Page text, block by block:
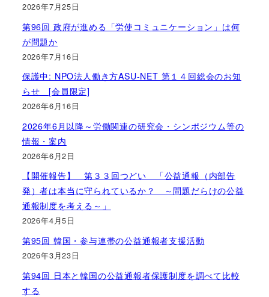
2026年7月25日
第96回 政府が進める「労使コミュニケーション」は何
が問題か
2026年7月16日
保護中: NPO法人働き方ASU-NET 第１４回総会のお知
らせ [会員限定]
2026年6月16日
2026年6月以降～労働関連の研究会・シンポジウム等の
情報・案内
2026年6月2日
【開催報告】 第３３回つどい 「公益通報（内部告
発）者は本当に守られているか？ ～問題だらけの公益
通報制度を考える～」
2026年4月5日
第95回 韓国・参与連帯の公益通報者支援活動
2026年3月23日
第94回 日本と韓国の公益通報者保護制度を調べて比較
する